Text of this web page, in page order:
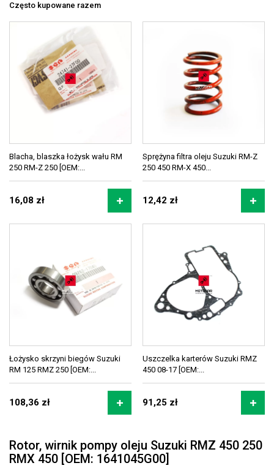
Często kupowane razem
Blacha, blaszka łożysk wału RM
250 RM-Z 250 [OEM:...
16,08 zł
Sprężyna filtra oleju Suzuki RM-Z
250 450 RM-X 450...
12,42 zł
Łożysko skrzyni biegów Suzuki
RM 125 RMZ 250 [OEM:...
108,36 zł
Uszczelka karterów Suzuki RMZ
450 08-17 [OEM:...
91,25 zł
Rotor, wirnik pompy oleju Suzuki RMZ 450 250
RMX 450 [OEM: 1641045G00]